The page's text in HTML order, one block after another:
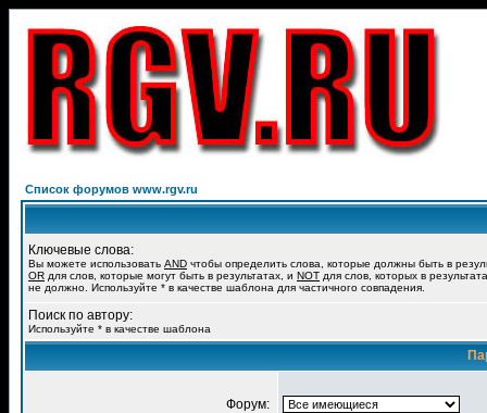
Список форумов www.rgv.ru
Ключевые слова:
Вы можете использовать AND чтобы определить слова, которые должны быть в
OR для слов, которые могут быть в результатах, и NOT для слов, которых в
не должно. Используйте * в качестве шаблона для частичного совпадения.
Поиск по автору:
Используйте * в качестве шаблона
Форум: